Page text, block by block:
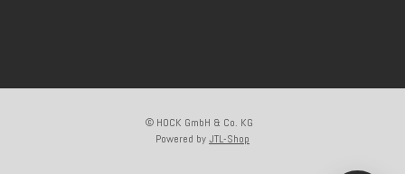
© HOCK GmbH & Co. KG
Powered byJTL-Shop